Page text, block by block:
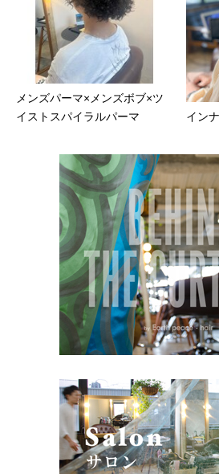
メンズパーマ×メンズボブ×ツ
イストスパイラルパーマ
イン